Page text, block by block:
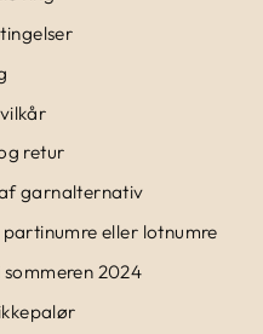
retur
garnalternativ
eller lotnumre
2024